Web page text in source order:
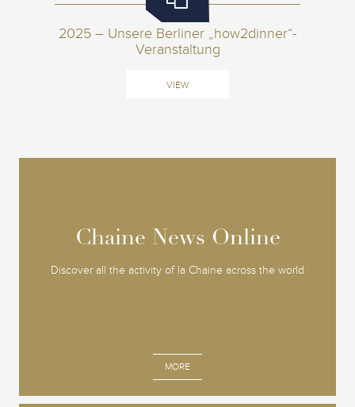
2025 – Unsere Berliner „how2dinner“-
Veranstaltung
VIEW
Chaine News Online
Discover all the activity of la Chaine across the world
MORE
Chaine News Online